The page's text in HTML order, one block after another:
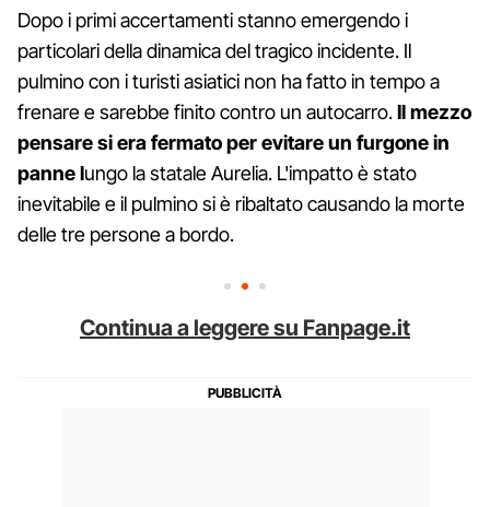
Dopo i primi accertamenti stanno emergendo i
particolari della dinamica del tragico incidente. Il
pulmino con i turisti asiatici non ha fatto in tempo a
frenare e sarebbe finito contro un autocarro.Il mezzo
pensare si era fermato per evitare un furgone in
panne lungo la statale Aurelia. L'impatto è stato
inevitabile e il pulmino si è ribaltato causando la morte
delle tre persone a bordo.
Continua a leggere su Fanpage.it